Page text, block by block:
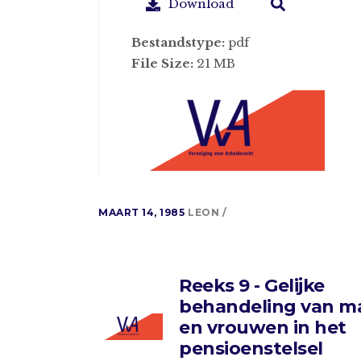
Download
Bestandstype: pdf
File Size: 21 MB
MAART 14, 1985 LEON
Reeks 9 - Gelijke
behandeling van
en vrouwen in het
pensioenstelsel